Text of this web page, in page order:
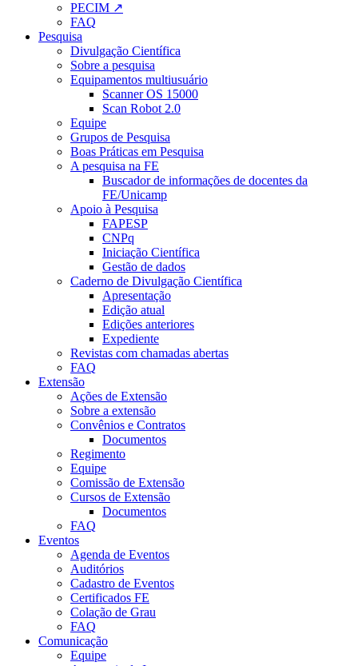
PECIM ↗
FAQ
Pesquisa
Divulgação Científica
Sobre a pesquisa
Equipamentos multiusuário
Scanner OS 15000
Scan Robot 2.0
Equipe
Grupos de Pesquisa
Boas Práticas em Pesquisa
A pesquisa na FE
Buscador de informações de docentes da
FE/Unicamp
Apoio à Pesquisa
FAPESP
CNPq
Iniciação Científica
Gestão de dados
Caderno de Divulgação Científica
Apresentação
Edição atual
Edições anteriores
Expediente
Revistas com chamadas abertas
FAQ
Extensão
Ações de Extensão
Sobre a extensão
Convênios e Contratos
Documentos
Regimento
Equipe
Comissão de Extensão
Cursos de Extensão
Documentos
FAQ
Eventos
Agenda de Eventos
Auditórios
Cadastro de Eventos
Certificados FE
Colação de Grau
FAQ
Comunicação
Equipe